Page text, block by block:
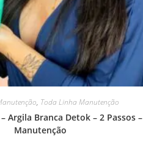
, Toda Linha Manutenção
Argila Branca Detok – 2 Passos –
Manutenção